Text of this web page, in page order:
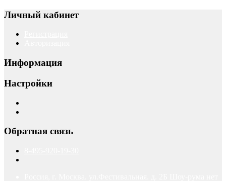
Личный кабинет
Информация
Настройки
Обратная связь